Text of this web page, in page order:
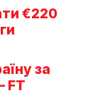
€220
за
FT